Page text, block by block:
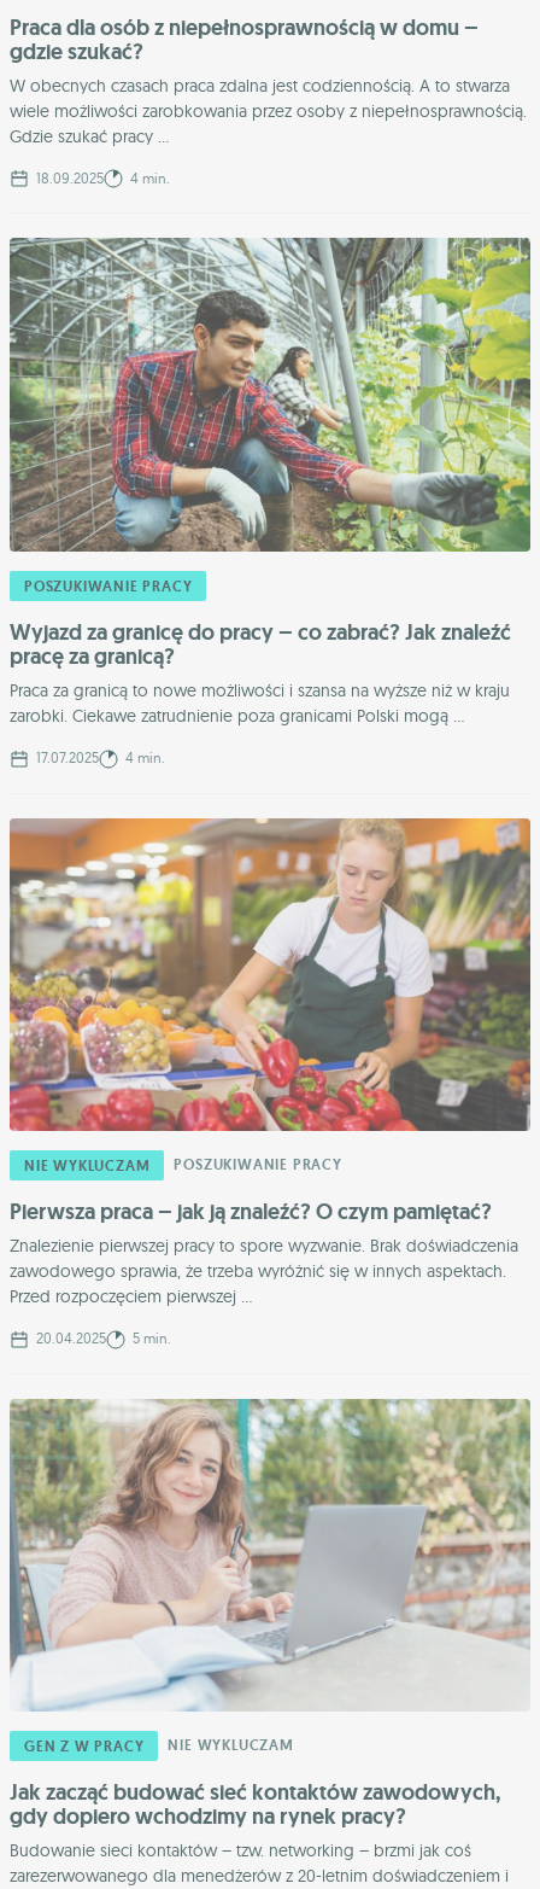
Praca dla osób z niepełnosprawnością w domu –
gdzie szukać?
W obecnych czasach praca zdalna jest codziennością. A to stwarza
wiele możliwości zarobkowania przez osoby z niepełnosprawnością.
Gdzie szukać pracy ...
18.09.2025 4 min.
POSZUKIWANIE PRACY
Wyjazd za granicę do pracy – co zabrać? Jak znaleźć
pracę za granicą?
Praca za granicą to nowe możliwości i szansa na wyższe niż w kraju
zarobki. Ciekawe zatrudnienie poza granicami Polski mogą ...
17.07.2025 4 min.
NIE WYKLUCZAM POSZUKIWANIE PRACY
Pierwsza praca – jak ją znaleźć? O czym pamiętać?
Znalezienie pierwszej pracy to spore wyzwanie. Brak doświadczenia
zawodowego sprawia, że trzeba wyróżnić się w innych aspektach.
Przed rozpoczęciem pierwszej ...
20.04.2025 5 min.
GEN Z W PRACY NIE WYKLUCZAM
Jak zacząć budować sieć kontaktów zawodowych,
gdy dopiero wchodzimy na rynek pracy?
Budowanie sieci kontaktów – tzw. networking – brzmi jak coś
zarezerwowanego dla menedżerów z 20-letnim doświadczeniem i